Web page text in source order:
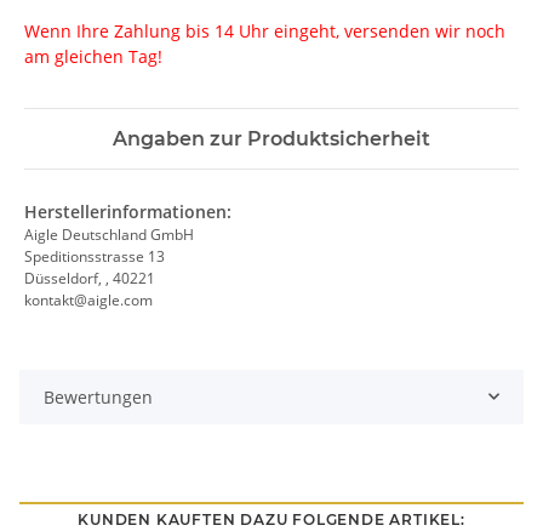
Wenn Ihre Zahlung bis 14 Uhr eingeht, versenden wir noch
am gleichen Tag!
Angaben zur Produktsicherheit
Herstellerinformationen:
Aigle Deutschland GmbH
Speditionsstrasse 13
Düsseldorf, , 40221
kontakt@aigle.com
Bewertungen
KUNDEN KAUFTEN DAZU FOLGENDE ARTIKEL: